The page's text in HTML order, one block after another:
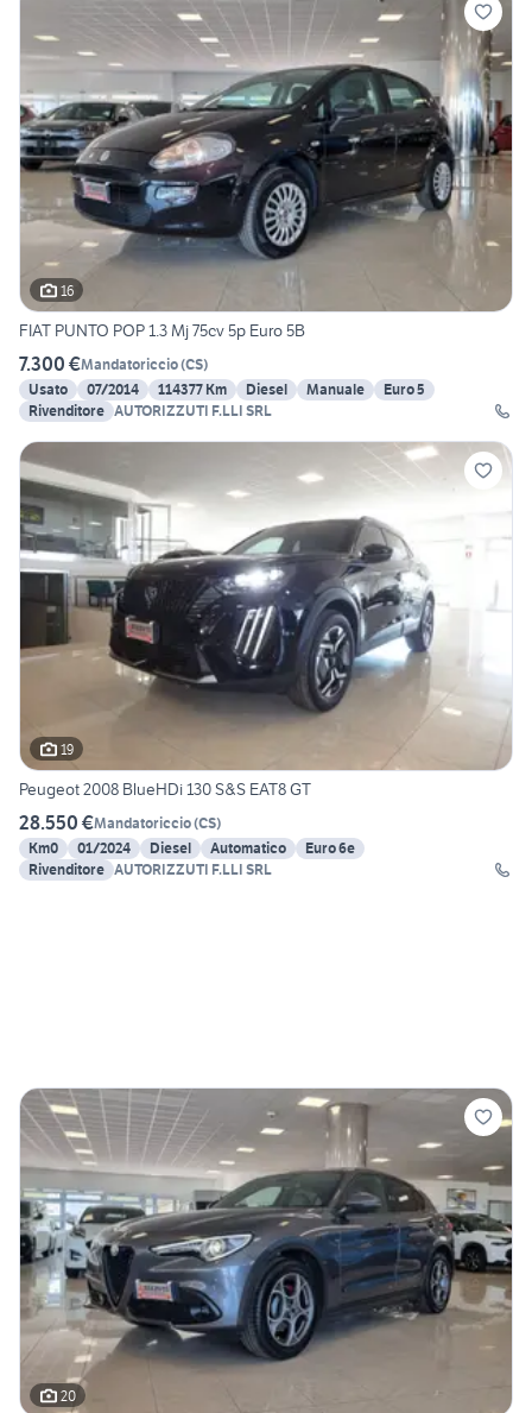
16
FIAT PUNTO POP 1.3 Mj 75cv 5p Euro 5B
7.300 €Mandatoriccio(CS)
Usato
07/2014 114377 Km Diesel Manuale
Euro 5
Rivenditore AUTORIZZUTI F.LLI SRL
19
Peugeot 2008 BlueHDi 130 S&S EAT8 GT
28.550 €Mandatoriccio(CS)
Km0
01/2024 Diesel Automatico
Euro 6e
Rivenditore AUTORIZZUTI F.LLI SRL
20